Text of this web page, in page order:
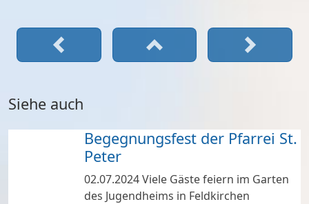
Siehe auch
Begegnungsfest der Pfarrei St.
Peter
02.07.2024Viele Gäste feiern im Garten
des Jugendheims in Feldkirchen